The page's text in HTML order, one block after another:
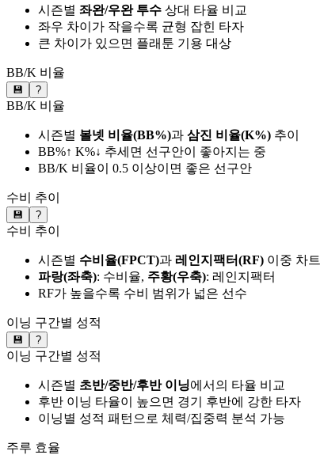
시즌별 좌완/우완 투수 상대 타율 비교
좌우 차이가 작을수록 균형 잡힌 타자
큰 차이가 있으면 플래툰 기용 대상
BB/K 비율
💾 ?
BB/K 비율
시즌별 볼넷 비율(BB%)과 삼진 비율(K%) 추이
BB%↑ K%↓ 추세면 선구안이 좋아지는 중
BB/K 비율이 0.5 이상이면 좋은 선구안
수비 추이
💾 ?
수비 추이
시즌별 수비율(FPCT)과 레인지팩터(RF) 이중 차트
파랑(좌축): 수비율, 주황(우축): 레인지팩터
RF가 높을수록 수비 범위가 넓은 선수
이닝 구간별 성적
💾 ?
이닝 구간별 성적
시즌별 초반/중반/후반 이닝에서의 타율 비교
후반 이닝 타율이 높으면 경기 후반에 강한 타자
이닝별 성적 패턴으로 체력/집중력 분석 가능
주루 효율